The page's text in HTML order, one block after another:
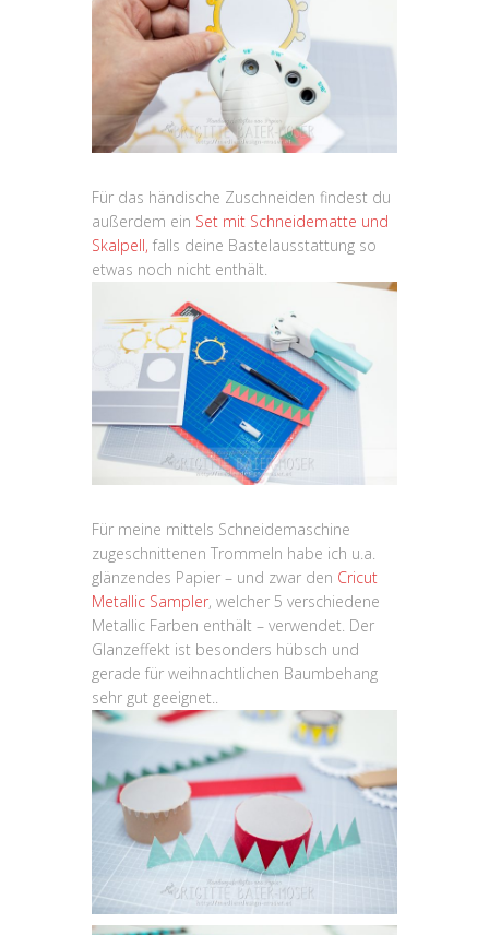
Für das händische Zuschneiden findest du
außerdem ein Set mit Schneidematte und
Skalpell, falls deine Bastelausstattung so
etwas noch nicht enthält.
Für meine mittels Schneidemaschine
zugeschnittenen Trommeln habe ich u.a.
glänzendes Papier – und zwar den Cricut
Metallic Sampler, welcher 5 verschiedene
Metallic Farben enthält – verwendet. Der
Glanzeffekt ist besonders hübsch und
gerade für weihnachtlichen Baumbehang
sehr gut geeignet..